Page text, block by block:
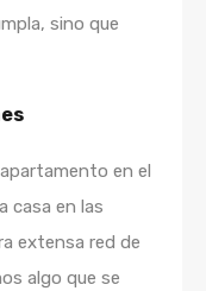
sino que
en el
casa en las
extensa red de
algo que se